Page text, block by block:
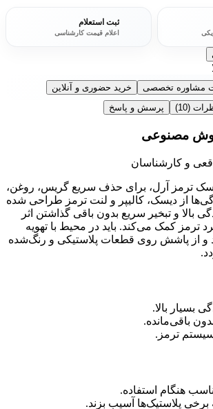
ثبت استعلام
اعلام قیمت کارشناسی
مشاوره تخصصی
خرید حضوری و آنلاین
(10) پرسش و پاسخ
مصنوعی
و کارشناسان
ترمز آرل، برای حذف سریع گریس، روغن،
از دیسک، کالیپر و لنت ترمز طراحی شده
بالا و تبخیر سریع بدون باقی گذاشتن اثر
ترمز کمک می‌کند. باید در محیط با تهویه
و از پاشش روی قطعات پلاستیکی و رنگ‌شده
بسیار بالا.
باقی‌مانده.
ترمز.
هنگام استفاده.
پلاستیک‌ها آسیب بزند.